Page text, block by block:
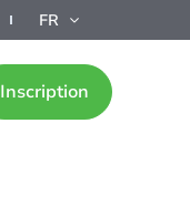
FR
Inscription